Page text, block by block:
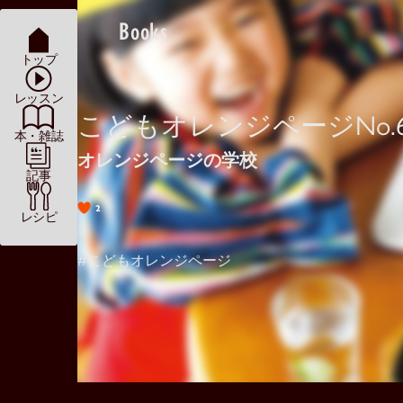
トップ
レッスン
本・雑誌
記事
レシピ
Books
こどもオレンジページ
オレンジページの学校
2
#こどもオレンジページ